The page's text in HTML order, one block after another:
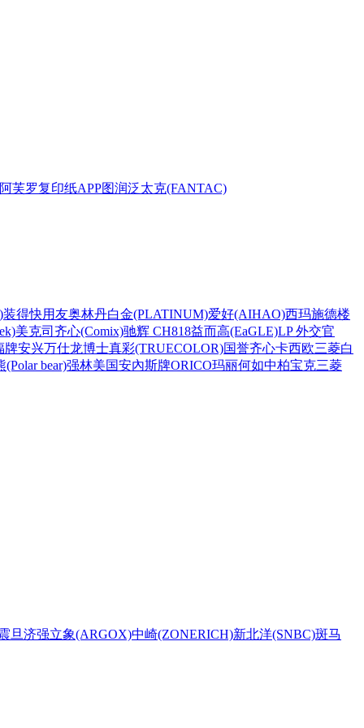
阿芙罗复印纸APP图润泛太克(FANTAC)
装得快用友奥林丹白金(PLATINUM)爱好(AIHAO)西玛施德楼
美克司 齐心(Comix)驰辉 CH818益而高(EaGLE)LP 外交官
牌安兴万仕龙博士真彩(TRUECOLOR)国誉齐心卡西欧三菱白
(Polar bear)强林美国安內斯牌ORICO玛丽何如中柏宝克三菱
旦济强立象(ARGOX)中崎(ZONERICH)新北洋(SNBC)斑马